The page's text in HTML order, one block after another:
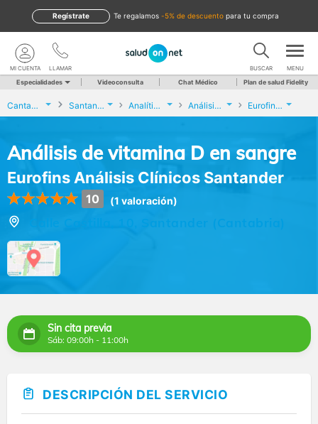
te regalamos -5% de descuento para tu compra
Regístrate
LLAMAR
MI CUENTA BUSCAR MENU
Especialidades Videoconsulta Chat Médico Plan de salud Fidelity
Cantabria Santander Analíticas y Genética Análisis de vitamina D en sangre Eurofins Análisis Clínicos Santander
Análisis de vitamina D en sangre
Eurofins Análisis Clínicos Santander
10 (1 valoración)
Sin cita previa
Sáb: 09:00h - 11:00h
DESCRIPCIÓN DEL SERVICIO